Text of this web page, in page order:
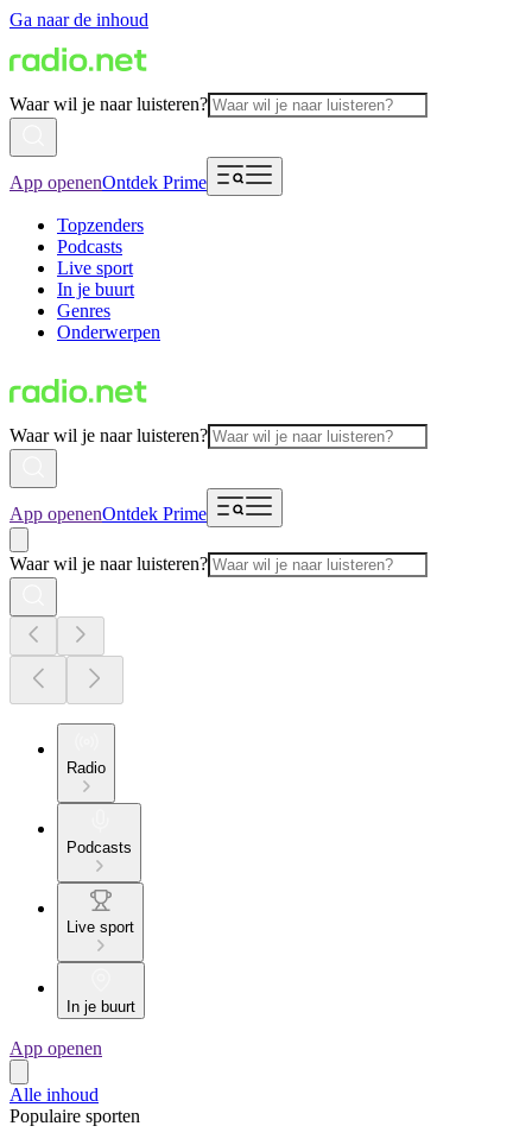
Ga naar de inhoud
Waar wil je naar luisteren?
App openenOntdek Prime
Topzenders
Podcasts
Live sport
In je buurt
Genres
Onderwerpen
Waar wil je naar luisteren?
App openenOntdek Prime
Waar wil je naar luisteren?
Radio
Podcasts
Live sport
In je buurt
App openen
Alle inhoud
Populaire sporten